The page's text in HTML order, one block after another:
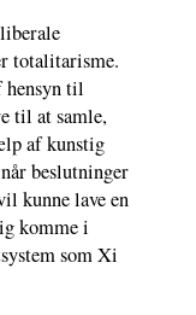
totalitarisme.
hensyn til
til at samle,
af kunstig
beslutninger
kunne lave en
komme i
som Xi